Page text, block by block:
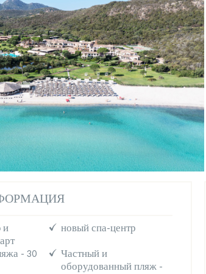
и
новый спа-центр
- 30
Частный и
оборудованный пляж -